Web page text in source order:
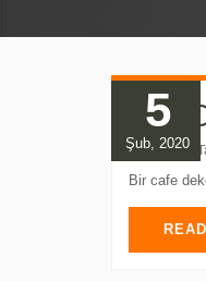
5
Şub, 2020
By:admin|
Bir cafe